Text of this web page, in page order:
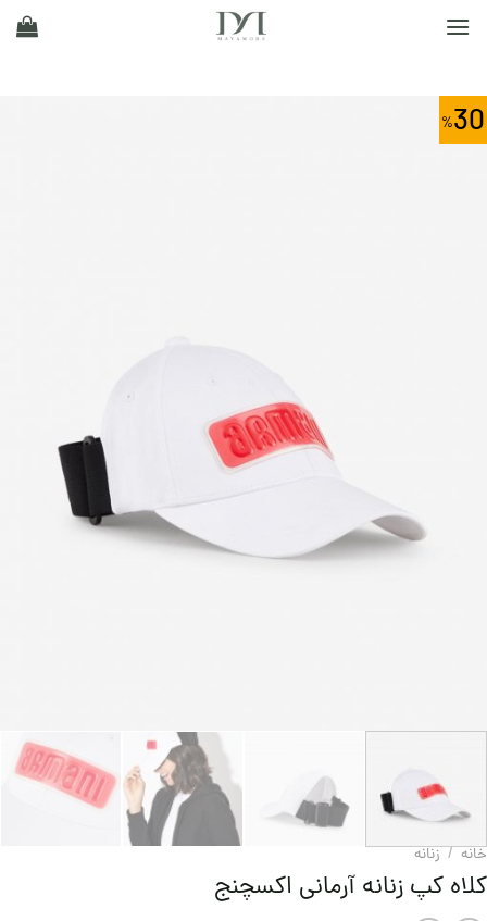
30
خانه / زنانه
کلاه کپ زنانه آرمانی اکسچنج